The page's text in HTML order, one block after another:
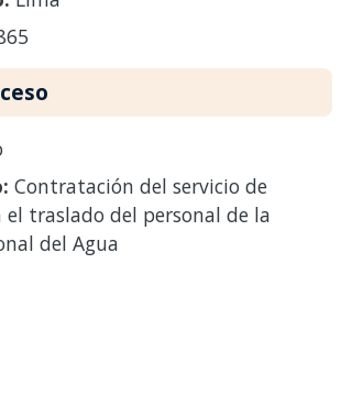
Contratación del servicio de
traslado del personal de la
del Agua